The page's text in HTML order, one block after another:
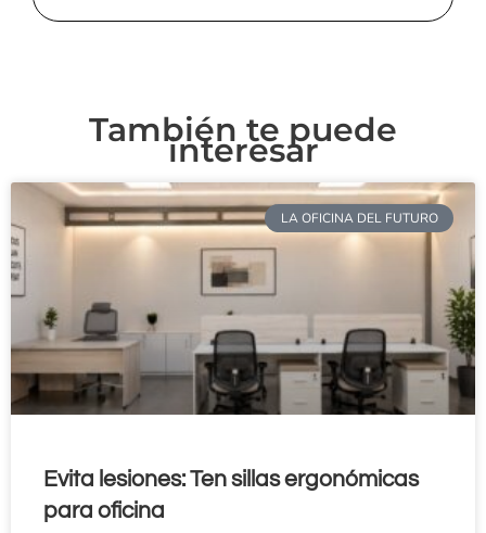
También te puede
interesar
LA OFICINA DEL FUTURO
Evita lesiones: Ten sillas ergonómicas
para oficina